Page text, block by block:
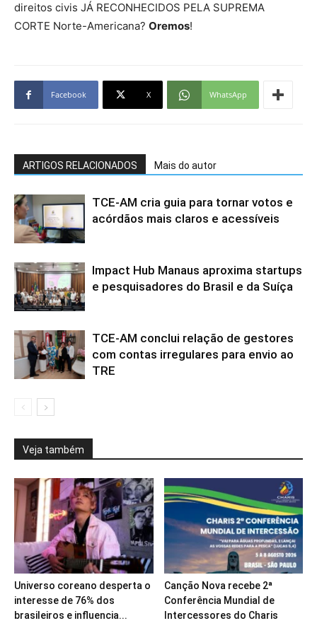
direitos civis JÁ RECONHECIDOS PELA SUPREMA
CORTE Norte-Americana? Oremos!
Facebook X WhatsApp
ARTIGOS RELACIONADOS Mais do autor
TCE-AM cria guia para tornar votos e
acórdãos mais claros e acessíveis
Impact Hub Manaus aproxima startups
e pesquisadores do Brasil e da Suíça
TCE-AM conclui relação de gestores
com contas irregulares para envio ao
TRE
Veja também
Universo coreano desperta o
interesse de 76% dos
brasileiros e influencia...
Canção Nova recebe 2ª
Conferência Mundial de
Intercessores do Charis